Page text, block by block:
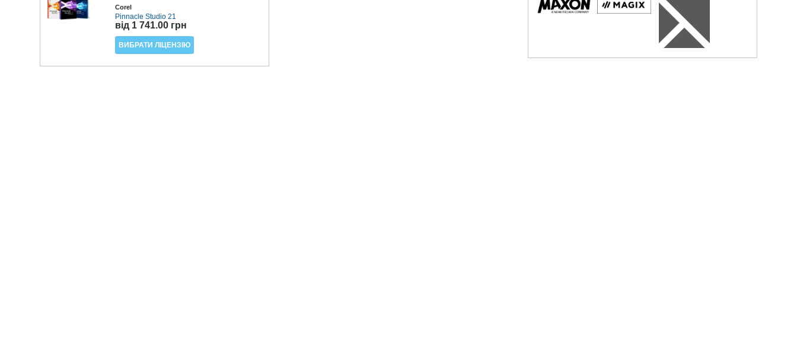
Corel
Pinnacle Studio 21
від 1 741.00 грн
ВИБРАТИ ЛІЦЕНЗІЮ